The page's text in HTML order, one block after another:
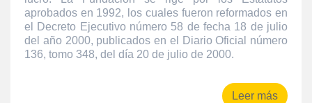
aprobados en 1992, los cuales fueron reformados en
el Decreto Ejecutivo número 58 de fecha 18 de julio
del año 2000, publicados en el Diario Oficial número
136, tomo 348, del día 20 de julio de 2000.
Leer más